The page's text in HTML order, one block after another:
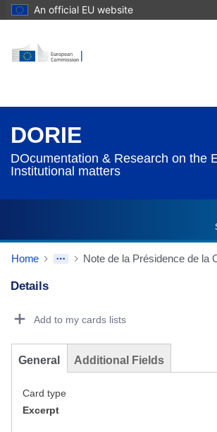
An official EU website
DORIE
DOcumentation & Research on the
Institutional matters
Home
Details
Add to my cards lists
General Additional Fields
Card type
Excerpt